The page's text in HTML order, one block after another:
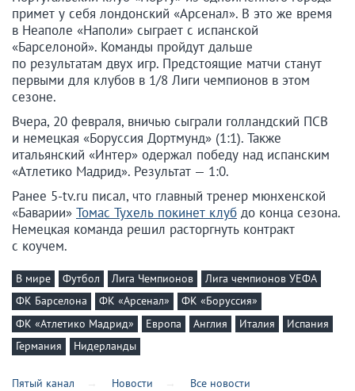
примет у себя лондонский «Арсенал». В это же время
в Неаполе «Наполи» сыграет с испанской
«Барселоной». Команды пройдут дальше
по результатам двух игр. Предстоящие матчи станут
первыми для клубов в 1/8 Лиги чемпионов в этом
сезоне.
Вчера, 20 февраля, вничью сыграли голландский ПСВ
и немецкая «Боруссия Дортмунд» (1:1). Также
итальянский «Интер» одержал победу над испанским
«Атлетико Мадрид». Результат — 1:0.
Ранее 5-tv.ru писал, что главный тренер мюнхенской
«Баварии» Томас Тухель покинет клуб до конца сезона.
Немецкая команда решил расторгнуть контракт
с коучем.
В мире Футбол Лига Чемпионов
Лига чемпионов УЕФА
ФК Барселона
ФК «Арсенал»
ФК «Боруссия»
ФК «Атлетико Мадрид»
Европа Англия Италия
Испания
Германия
Нидерланды
Пятый канал Новости Все новости